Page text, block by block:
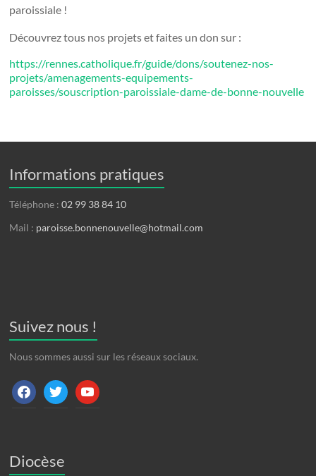
paroissiale !
Découvrez tous nos projets et faites un don sur :
https://rennes.catholique.fr/guide/dons/soutenez-nos-
projets/amenagements-equipements-
paroisses/souscription-paroissiale-dame-de-bonne-nouvelle
Informations pratiques
Téléphone :02 99 38 84 10
Mail : paroisse.bonnenouvelle@hotmail.com
Suivez nous !
Nous sommes aussi sur les réseaux sociaux.
facebooktwitter youtube
Diocèse